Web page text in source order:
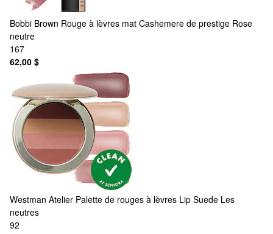
Bobbi Brown Rouge à lèvres mat Cashemere de prestige Rose
neutre
167
62,00 $
Westman Atelier Palette de rouges à lèvres Lip Suede Les
neutres
92